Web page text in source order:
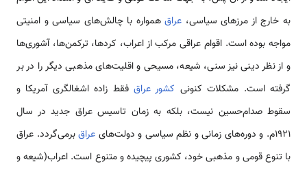
به خارج از مرزهای سیاسی، عراقهمواره با چالش‌های سیاسی و امنیتی
مواجه بوده است. اقوام عراقی مرکب از اعراب، کردها، ترکمن‌ها، آشوری‌ها
و از نظر دینی نیز سنی، شیعه، مسیحی و اقلیت‌های مذهبی دیگر را در بر
گرفته است. مشکلات کنونی کشور عراق فقط زاده اشغالگری آمریکا و
سقوط صدام‌حسین نیست، بلکه به زمان تاسیس عراق جدید در سال
1921م. و دوره‌های زمانی و نظم سیاسی و دولت‌های
عراقبرمی‌گردد. عراق
با تنوع قومی و مذهبی خود، کشوری پیچیده و متنوع است. اعراب(شیعه و